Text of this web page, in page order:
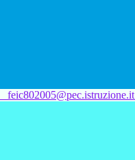
feic802005@pec.istruzione.it